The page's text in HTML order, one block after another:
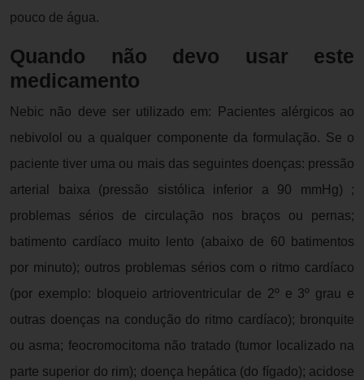
pouco de água.
Quando não devo usar este
medicamento
Nebic não deve ser utilizado em: Pacientes alérgicos ao
nebivolol ou a qualquer componente da formulação. Se o
paciente tiver uma ou mais das seguintes doenças: pressão
arterial baixa (pressão sistólica inferior a 90 mmHg) ;
problemas sérios de circulação nos braços ou pernas;
batimento cardíaco muito lento (abaixo de 60 batimentos
por minuto); outros problemas sérios com o ritmo cardíaco
(por exemplo: bloqueio artrioventricular de 2º e 3º grau e
outras doenças na condução do ritmo cardíaco); bronquite
ou asma; feocromocitoma não tratado (tumor localizado na
parte superior do rim); doença hepática (do fígado); acidose